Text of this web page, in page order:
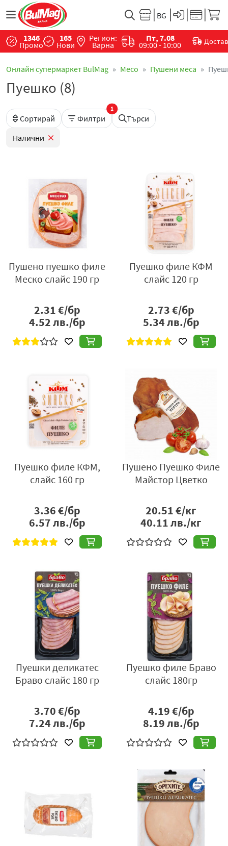
1346
Промо
165
Нови
Регион:
Варна
Пт, 7.08
09:00 - 10:00
Онлайн супермаркет BulMag Месo Пушени меса
Пуешко (8)
Сортирай Филтри
1
Търси
Налични
Пушено пуешко филе
Меско слайс 190 гр
2.31€/бр
4.52лв./бр
Пуешко филе КФМ
слайс 120 гр
2.73€/бр
5.34лв./бр
Пуешко филе КФМ,
слайс 160 гр
3.36€/бр
6.57лв./бр
Пушено Пуешко Филе
Майстор Цветко
20.51€/кг
40.11лв./кг
Пуешки деликатес
Браво слайс 180 гр
3.70€/бр
7.24лв./бр
Пуешко филе Браво
слайс 180гр
4.19€/бр
8.19лв./бр